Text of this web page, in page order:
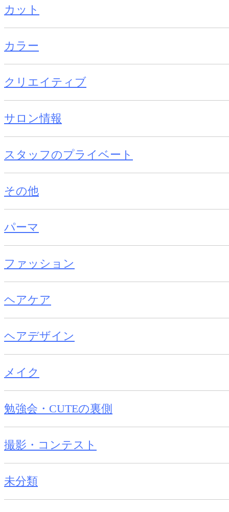
カット
カラー
クリエイティブ
サロン情報
スタッフのプライベート
その他
パーマ
ファッション
ヘアケア
ヘアデザイン
メイク
勉強会・CUTEの裏側
撮影・コンテスト
未分類